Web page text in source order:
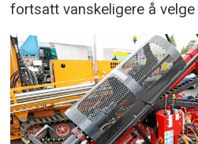
fortsatt vanskeligere å